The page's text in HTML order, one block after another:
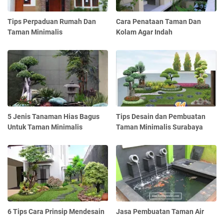
Tips Perpaduan Rumah Dan
Taman Minimalis
Cara Penataan Taman Dan
Kolam Agar Indah
5 Jenis Tanaman Hias Bagus
Untuk Taman Minimalis
Tips Desain dan Pembuatan
Taman Minimalis Surabaya
6 Tips Cara Prinsip Mendesain
Jasa Pembuatan Taman Air